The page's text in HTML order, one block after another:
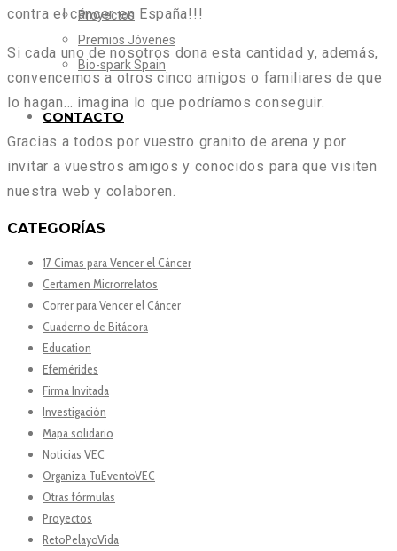
Proyectos
Premios Jóvenes
Bio-spark Spain
CONTACTO
contra el cáncer en España!!!
Si cada uno de nosotros dona esta cantidad y, además,
convencemos a otros cinco amigos o familiares de que
lo hagan… imagina lo que podríamos conseguir.
Gracias a todos por vuestro granito de arena y por
invitar a vuestros amigos y conocidos para que visiten
nuestra web y colaboren.
CATEGORÍAS
17 Cimas para Vencer el Cáncer
Certamen Microrrelatos
Correr para Vencer el Cáncer
Cuaderno de Bitácora
Education
Efemérides
Firma Invitada
Investigación
Mapa solidario
Noticias VEC
Organiza TuEventoVEC
Otras fórmulas
Proyectos
RetoPelayoVida